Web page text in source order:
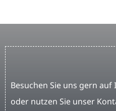
Besuchen Sie uns gern
oder nutzen Sie unser